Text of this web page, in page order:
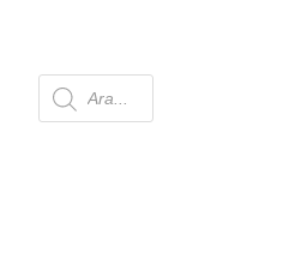
Products